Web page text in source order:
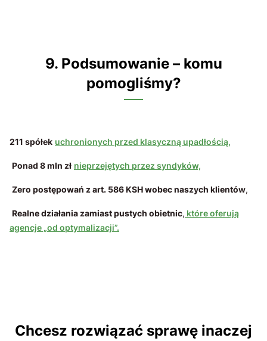
9. Podsumowanie – komu
pomogliśmy?
211 spółek uchronionych przed klasyczną upadłością,
Ponad 8 mln zł nieprzejętych przez syndyków,
Zero postępowań z art. 586 KSH wobec naszych klientów,
Realne działania zamiast pustych obietnic, które oferują
agencje „od optymalizacji”.
Chcesz rozwiązać sprawę inaczej